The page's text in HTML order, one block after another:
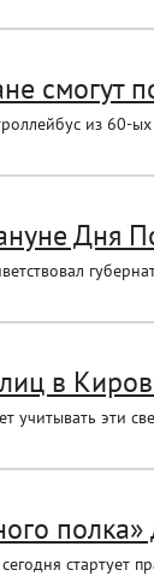
смогут
из 60-
Дня
в
учитывать эти
стартует